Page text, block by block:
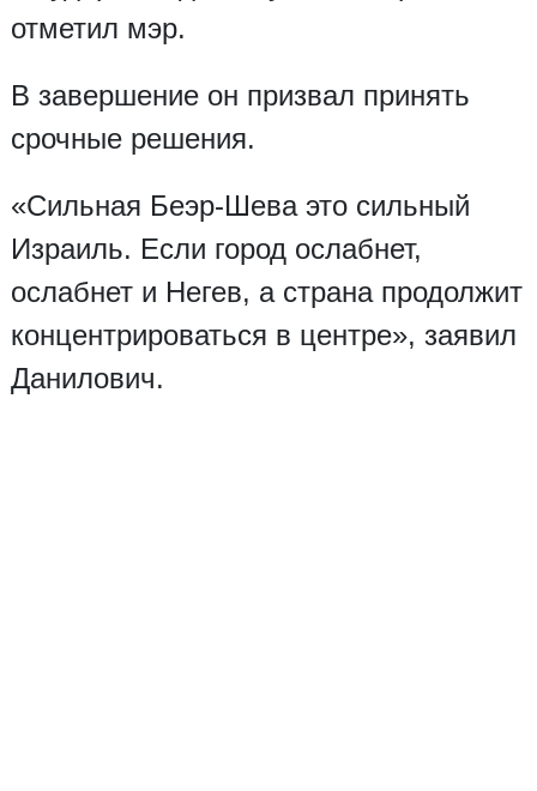
отметил мэр.
В завершение он призвал принять
срочные решения.
«Сильная Беэр-Шева это сильный
Израиль. Если город ослабнет,
ослабнет и Негев, а страна продолжит
концентрироваться в центре», заявил
Данилович.